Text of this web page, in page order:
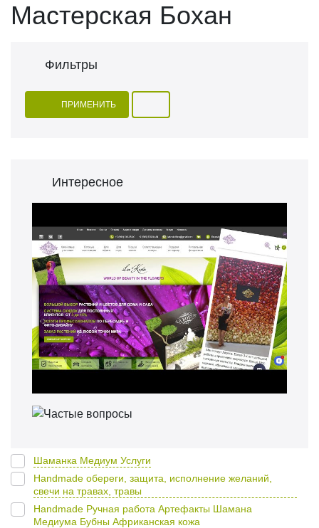
Мастерская Бохан
Фильтры
ПРИМЕНИТЬ
Интересное
Шаманка Медиум Услуги
Handmade обереги, защита, исполнение желаний,
свечи на травах, травы
Handmade Ручная работа Артефакты Шамана
Медиума Бубны Африканская кожа